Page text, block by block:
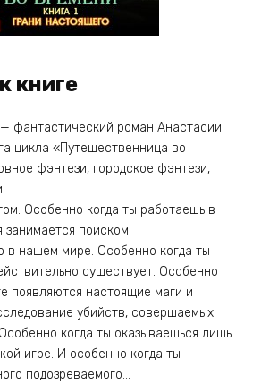
книге
фантастический роман Анастасии
цикла «Путешественница во
фэнтези, городское фэнтези,
Особенно когда ты работаешь в
занимается поиском
в нашем мире. Особенно когда ты
существует. Особенно
появляются настоящие маги и
убийств, совершаемых
когда ты оказываешься лишь
игре. И особенно когда ты
подозреваемого…